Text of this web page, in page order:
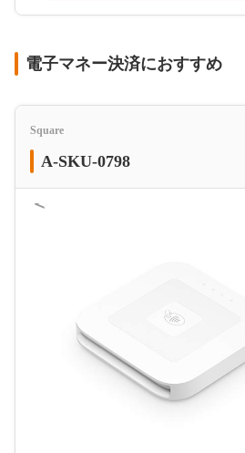
電子マネー決済におすすめ
Square
A-SKU-0798
＜